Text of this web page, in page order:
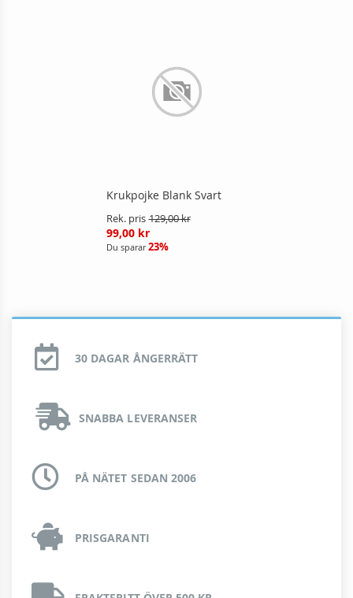
Krukpojke Blank Svart
Rek. pris 129,00 kr
99,00 kr
Du sparar 23%
30 DAGAR ÅNGERRÄTT
SNABBA LEVERANSER
PÅ NÄTET SEDAN 2006
PRISGARANTI